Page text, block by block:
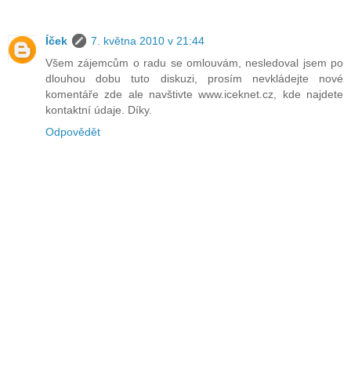
Íček
7. května 2010 v 21:44
Všem zájemcům o radu se omlouvám, nesledoval jsem po
dlouhou dobu tuto diskuzi, prosím nevkládejte nové
komentáře zde ale navštivte www.iceknet.cz, kde najdete
kontaktní údaje. Díky.
Odpovědět